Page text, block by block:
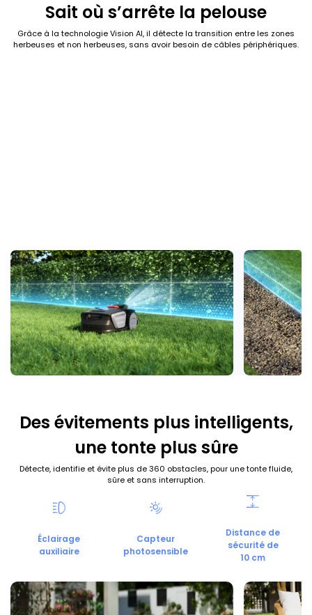
Sait où s’arrête la pelouse
Grâce à la technologie Vision AI, il détecte la transition entre les zones
herbeuses et non herbeuses, sans avoir besoin de câbles périphériques.
Des évitements plus intelligents,
une tonte plus sûre
Détecte, identifie et évite plus de 360 obstacles, pour une tonte fluide,
sûre et sans interruption.
Éclairage
auxiliaire
Capteur
photosensible
Distance de
sécurité de
10 cm